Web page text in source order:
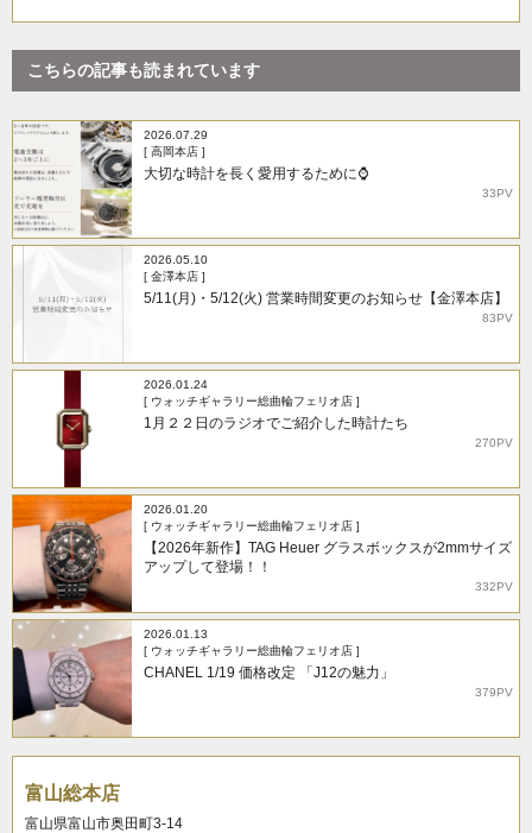
こちらの記事も読まれています
2026.07.29
[ 高岡本店 ]
大切な時計を長く愛用するために⌚
33PV
2026.05.10
[ 金澤本店 ]
5/11(月)・5/12(火) 営業時間変更のお知らせ【金澤本店】
83PV
2026.01.24
[ ウォッチギャラリー総曲輪フェリオ店 ]
1月２２日のラジオでご紹介した時計たち
270PV
2026.01.20
[ ウォッチギャラリー総曲輪フェリオ店 ]
【2026年新作】TAG Heuer グラスボックスが2mmサイズ
アップして登場！！
332PV
2026.01.13
[ ウォッチギャラリー総曲輪フェリオ店 ]
CHANEL 1/19 価格改定 「J12の魅力」
379PV
富山総本店
富山県富山市奥田町3-14